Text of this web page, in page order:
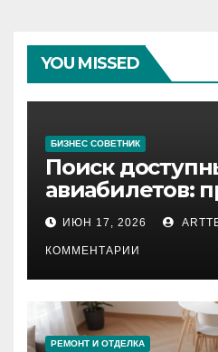
YOU MISSED
БИЗНЕС СОВЕТНИК
Поиск
авиабилетов:
рекомендации
ИЮН 17, 2026
КОММЕНТАРИИ
РЕМОНТ И ОТДЕЛКА